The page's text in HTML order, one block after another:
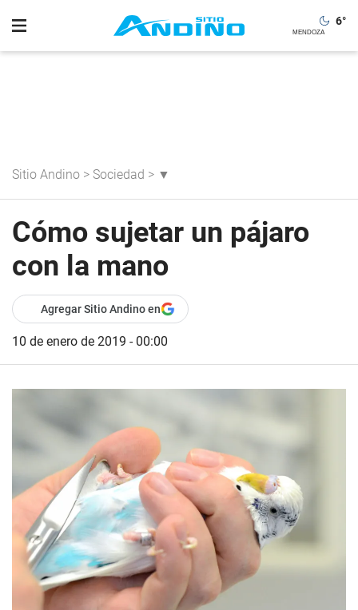
6°
Sitio Andino > Sociedad > ▼
Cómo sujetar un pájaro
con la mano
Agregar Sitio Andino en
10 de enero de 2019 - 00:00